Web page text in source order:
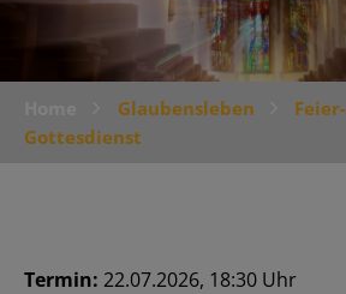
Glaubensleben
Gottesdienst
Termin: 22.07.2026, 18:30 Uhr